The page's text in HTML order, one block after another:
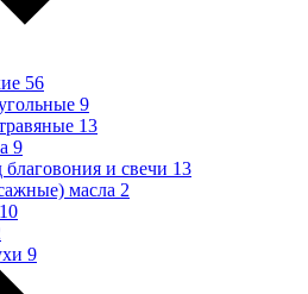
56
9
13
9
и свечи 13
масла 2
10
9